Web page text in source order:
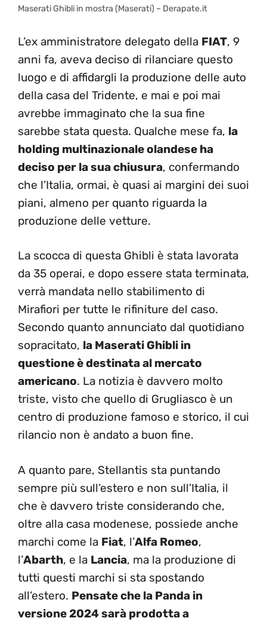
Maserati Ghibli in mostra (Maserati) – Derapate.it
L’ex amministratore delegato della FIAT, 9
anni fa, aveva deciso di rilanciare questo
luogo e di affidargli la produzione delle auto
della casa del Tridente, e mai e poi mai
avrebbe immaginato che la sua fine
sarebbe stata questa. Qualche mese fa, la
holding multinazionale olandese ha
deciso per la sua chiusura, confermando
che l’Italia, ormai, è quasi ai margini dei suoi
piani, almeno per quanto riguarda la
produzione delle vetture.
La scocca di questa Ghibli è stata lavorata
da 35 operai, e dopo essere stata terminata,
verrà mandata nello stabilimento di
Mirafiori per tutte le rifiniture del caso.
Secondo quanto annunciato dal quotidiano
sopracitato, la Maserati Ghibli in
questione è destinata al mercato
americano. La notizia è davvero molto
triste, visto che quello di Grugliasco è un
centro di produzione famoso e storico, il cui
rilancio non è andato a buon fine.
A quanto pare, Stellantis sta puntando
sempre più sull’estero e non sull’Italia, il
che è davvero triste considerando che,
oltre alla casa modenese, possiede anche
marchi come la Fiat, l’Alfa Romeo,
l’Abarth, e la Lancia, ma la produzione di
tutti questi marchi si sta spostando
all’estero. Pensate che la Panda in
versione 2024 sarà prodotta a